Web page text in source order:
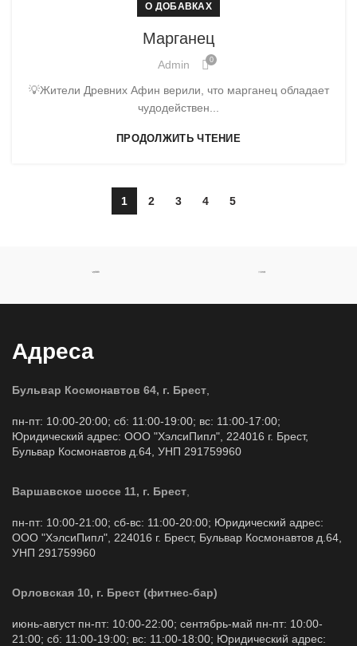
О ДОБАВКАХ
Марганец
Admin 0
💡Жители Древних Афин верили, что марганец обладает
чудодействен...
ПРОДОЛЖИТЬ ЧТЕНИЕ
1 2 3 4 5
Адреса
Бульвар Космонавтов 64, г. Брест
пн-пт: 10:00-20:00; сб: 11:00-19:00; вс: 11:00-17:00;
Юридический адрес: ООО "ХэлсиПипл", 224016 г. Брест,
Бульвар Космонавтов д.64, УНП 291759960
Варшавское шоссе 11, г. Брест
пн-пт: 10:00-21:00; сб-вс: 11:00-20:00; Юридический адрес:
ООО "ХэлсиПипл", 224016 г. Брест, Бульвар Космонавтов д.64,
УНП 291759960
Орловская 10, г. Брест (фитнес-бар)
июнь-август пн-пт: 10:00-22:00; сентябрь-май пн-пт: 10:00-
21:00; сб: 11:00-19:00; вс: 11:00-18:00; Юридический адрес: